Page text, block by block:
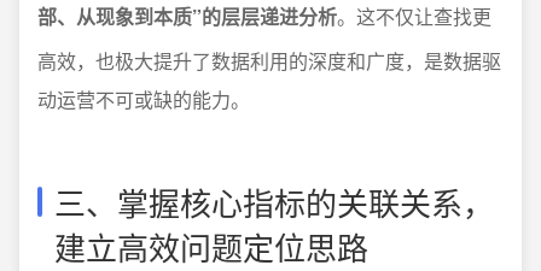
部、从现象到本质”的层层递进分析。这不仅让查找更
高效，也极大提升了数据利用的深度和广度，是数据驱
动运营不可或缺的能力。
三、掌握核心指标的关联关系，
建立高效问题定位思路